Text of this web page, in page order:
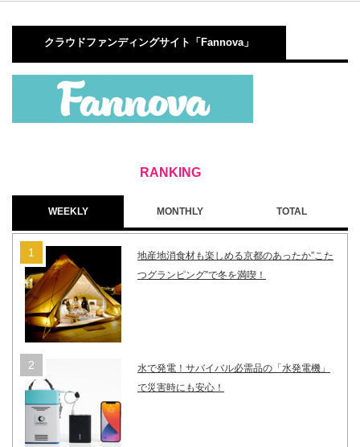
クラウドファンディングサイト「Fannova」
WEEKLY MONTHLY TOTAL
地産地消食材も楽しめる京都のあったか”こた
つグランピング”で冬を満喫！
水で発電！サバイバル必需品の「水発電機」
で災害時にも安心！